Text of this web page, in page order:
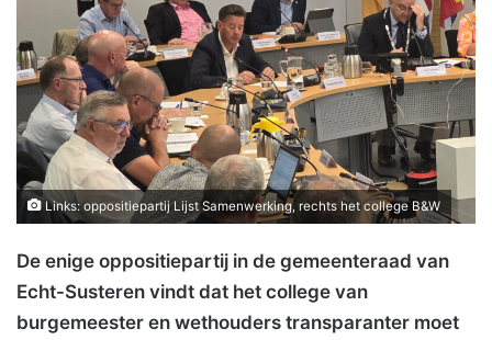
Links: oppositiepartij Lijst Samenwerking, rechts het college B&W
De enige oppositiepartij in de gemeenteraad van
Echt-Susteren vindt dat het college van
burgemeester en wethouders transparanter moet